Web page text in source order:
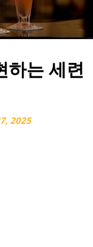
하는 세련
2025